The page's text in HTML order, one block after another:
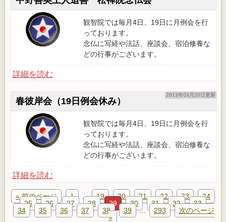
観智院では毎月4日、19日に月例会を行
っております。
念仏に写経や法話、座談会、宿泊修養な
どの行事がございます。
詳細を読む
2013年03月20日更新
春彼岸会（19日例会休み）
観智院では毎月4日、19日に月例会を行
っております。
念仏に写経や法話、座談会、宿泊修養な
どの行事がございます。
詳細を読む
« 前のページ 1 … 19 20 21 22 23
24
25
26 27 28 29 30 31 32
33
34
35 36 37 38 39 … 293
次のページ
»